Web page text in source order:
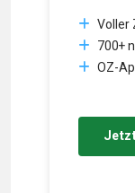
Voller
700+
OZ-